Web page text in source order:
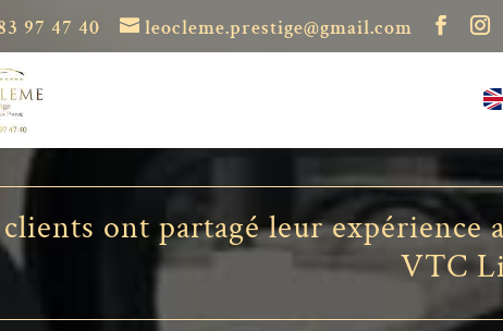
97 47 40 leocleme.prestige@gmail.com
ont partagé leur expérience
VTC